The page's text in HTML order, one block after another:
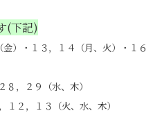
(下記)
）・１３，１４（月、火）・１６
８，２９（水、木）
２，１３（火、水、木）